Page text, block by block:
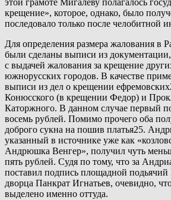
этой грамоте Мигалеву полагалось
крещение», которое, однако, было
последовало только после челобитной
Для определения размера жалования в
были сделаны выписи из
с выдачей жалования за крещение
южнорусских городов. В качестве
выписи из дел о крещении
Конюсского (в крещении Федор) и
Каторжного. В данном случае первый
восемь рублей. Помимо прочего оба
доброго сукна на пошив платья25.
указанный в источнике уже как
Андрюшка Венгер», получил чуть
пять рублей. Судя по тому, что за
поставил подпись площадной подьячий
дворца Панкрат Игнатьев, очевидно,
выделено именно оттуда.